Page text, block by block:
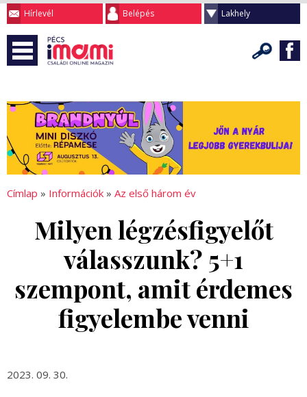
Hírlevél Belépés Lakhely
Címlap » Információk » Az első három év
Milyen légzésfigyelőt
válasszunk? 5+1
szempont, amit érdemes
figyelembe venni
2023. 09. 30.